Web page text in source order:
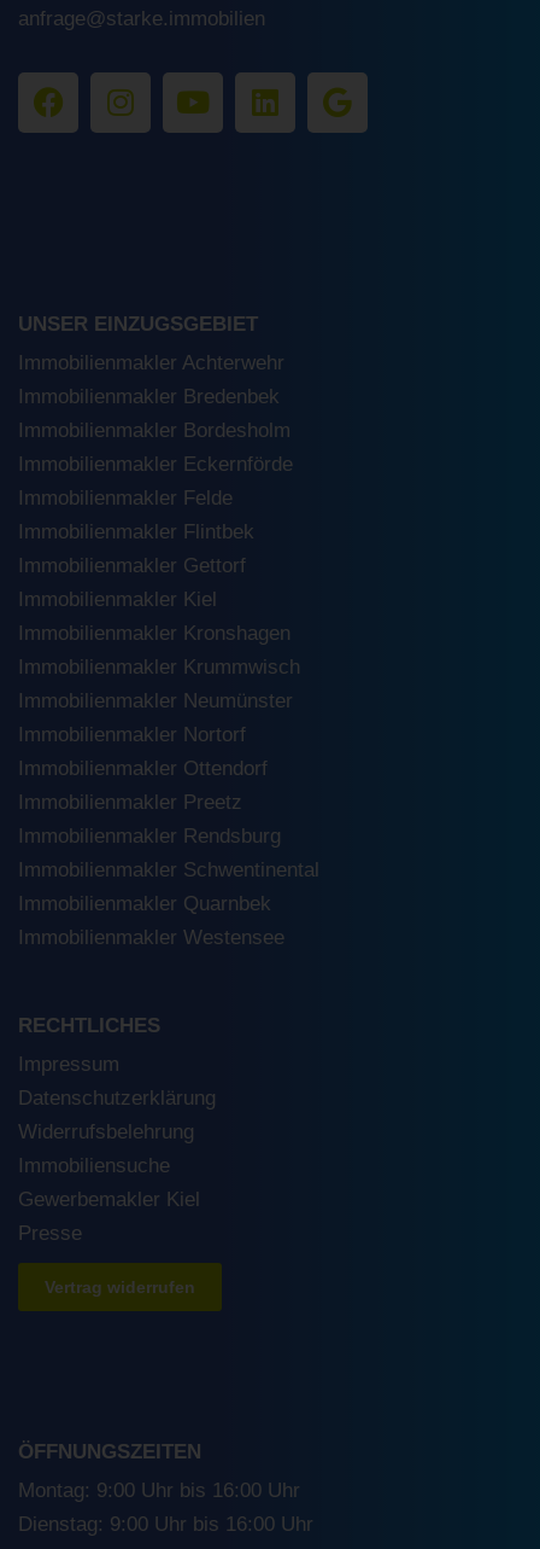
anfrage@starke.immobilien
UNSER EINZUGSGEBIET
Immobilienmakler Achterwehr
Immobilienmakler Bredenbek
Immobilienmakler Bordesholm
Immobilienmakler Eckernförde
Immobilienmakler Felde
Immobilienmakler Flintbek
Immobilienmakler Gettorf
Immobilienmakler Kiel
Immobilienmakler Kronshagen
Immobilienmakler Krummwisch
Immobilienmakler Neumünster
Immobilienmakler Nortorf
Immobilienmakler Ottendorf
Immobilienmakler Preetz
Immobilienmakler Rendsburg
Immobilienmakler Schwentinental
Immobilienmakler Quarnbek
Immobilienmakler Westensee
RECHTLICHES
Impressum
Datenschutzerklärung
Widerrufsbelehrung
Immobiliensuche
Gewerbemakler Kiel
Presse
Vertrag widerrufen
ÖFFNUNGSZEITEN
Montag: 9:00 Uhr bis 16:00 Uhr
Dienstag: 9:00 Uhr bis 16:00 Uhr